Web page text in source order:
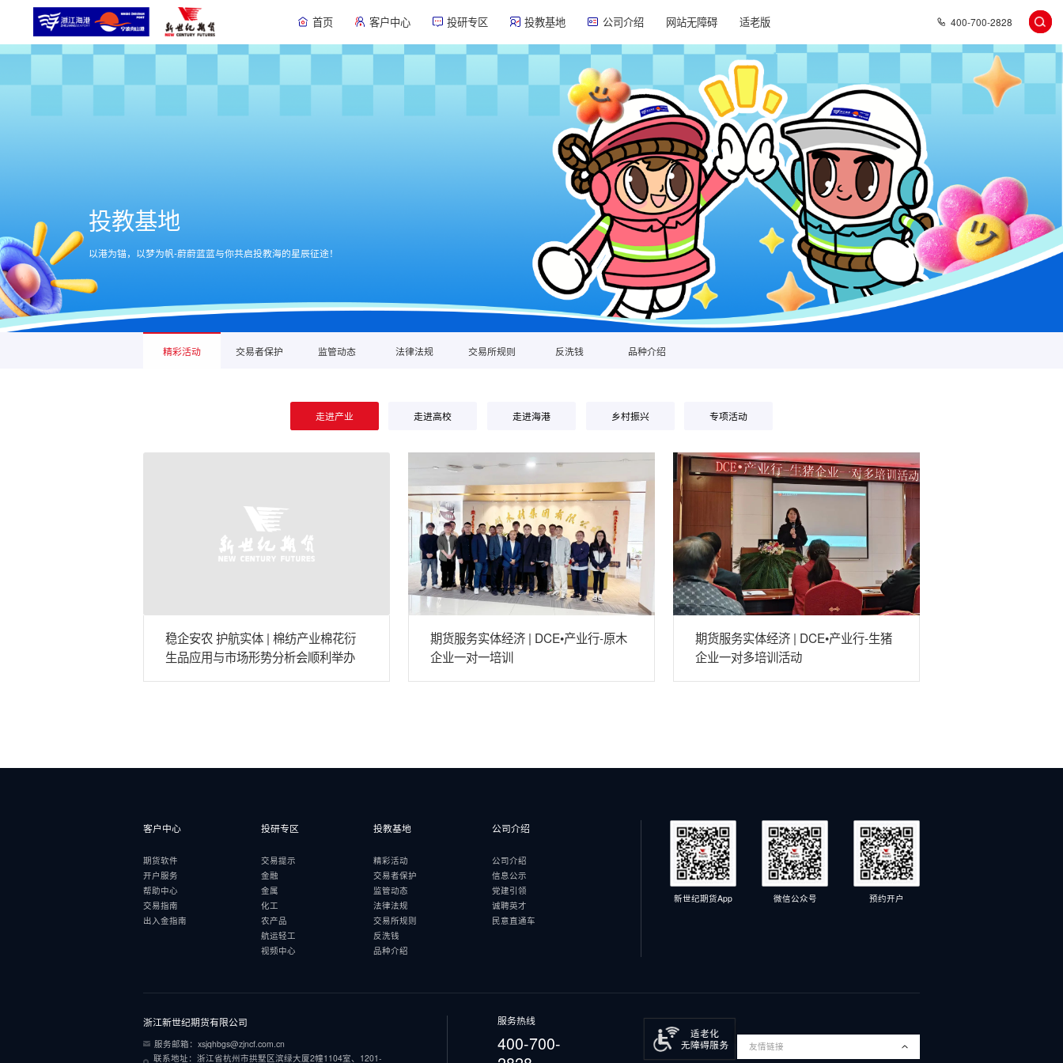
首页 客户中心 投研专区 投教基地 公司介绍 网站无障碍 适老版 400-700-2828
投教基地
以港为锚，以梦为帆-蔚蔚蓝蓝与你共启投教海的星辰征途！
精彩活动 交易者保护 监管动态 法律法规 交易所规则 反洗钱 品种介绍
走进产业 走进高校 走进海港 乡村振兴 专项活动
稳企安农 护航实体 | 棉纺产业棉花衍
生品应用与市场形势分析会顺利举办
期货服务实体经济 | DCE•产业行-原木
企业一对一培训
期货服务实体经济 | DCE•产业行-生猪
企业一对多培训活动
客户中心
期货软件
开户服务
帮助中心
交易指南
出入金指南
投研专区
交易提示
金融
金属
化工
农产品
航运轻工
视频中心
投教基地
精彩活动
交易者保护
监管动态
法律法规
交易所规则
反洗钱
品种介绍
公司介绍
公司介绍
信息公示
党建引领
诚聘英才
民意直通车
新世纪期货App 微信公众号 预约开户
浙江新世纪期货有限公司
服务邮箱：xsjqhbgs@zjncf.com.cn
联系地址：浙江省杭州市拱墅区滨绿大厦2幢1104室、1201-
服务热线
400-700-
友情链接